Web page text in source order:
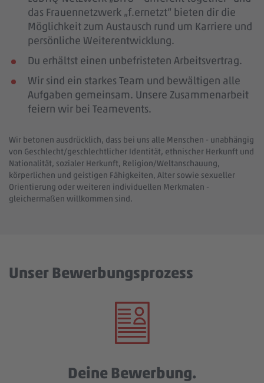
das Frauennetzwerk „f.ernetzt“ bieten dir die
Möglichkeit zum Austausch rund um Karriere und
persönliche Weiterentwicklung.
Du erhältst einen unbefristeten Arbeitsvertrag.
Wir sind ein starkes Team und bewältigen alle
Aufgaben gemeinsam. Unsere Zusammenarbeit
feiern wir bei Teamevents.
Wir betonen ausdrücklich, dass bei uns alle Menschen - unabhängig
von Geschlecht/geschlechtlicher Identität, ethnischer Herkunft und
Nationalität, sozialer Herkunft, Religion/Weltanschauung,
körperlichen und geistigen Fähigkeiten, Alter sowie sexueller
Orientierung oder weiteren individuellen Merkmalen -
gleichermaßen willkommen sind.
Unser Bewerbungsprozess
Deine Bewerbung.